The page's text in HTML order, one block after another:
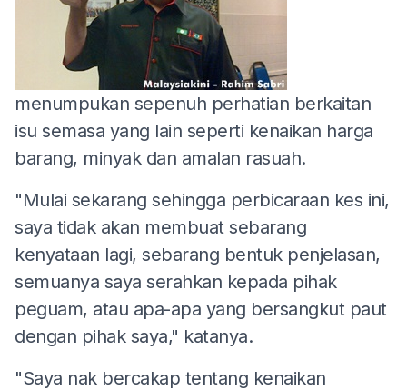
menumpukan sepenuh perhatian berkaitan
isu semasa yang lain seperti kenaikan harga
barang, minyak dan amalan rasuah.
"Mulai sekarang sehingga perbicaraan kes ini,
saya tidak akan membuat sebarang
kenyataan lagi, sebarang bentuk penjelasan,
semuanya saya serahkan kepada pihak
peguam, atau apa-apa yang bersangkut paut
dengan pihak saya," katanya.
"Saya nak bercakap tentang kenaikan